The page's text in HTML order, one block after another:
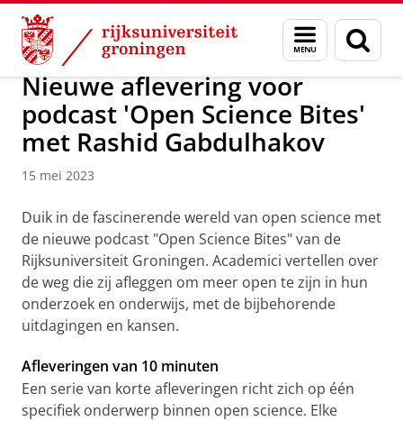
Skip
Content
Skip
Navigation
Menu
en
zoeken
Onderzoek Open Science
Nieuwe aflevering voor
podcast 'Open Science Bites'
met Rashid Gabdulhakov
15 mei 2023
Duik in de fascinerende wereld van open science met
de nieuwe podcast "Open Science Bites" van de
Rijksuniversiteit Groningen. Academici vertellen over
de weg die zij afleggen om meer open te zijn in hun
onderzoek en onderwijs, met de bijbehorende
uitdagingen en kansen.
Afleveringen van 10 minuten
Een serie van korte afleveringen richt zich op één
specifiek onderwerp binnen open science. Elke